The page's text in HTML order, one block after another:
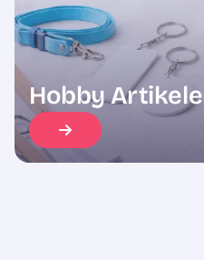
Hobby Artikelen